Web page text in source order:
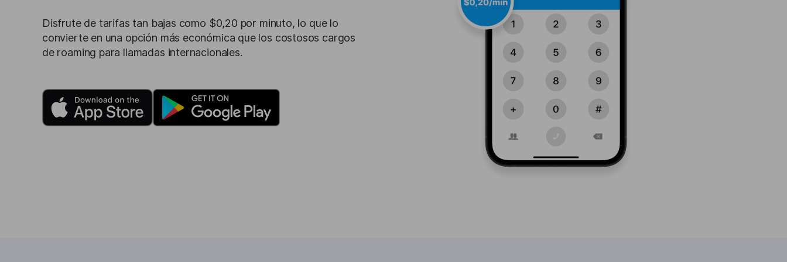
Disfrute de tarifas tan bajas como $0,20 por minuto, lo que lo
convierte en una opción más económica que los costosos cargos
de roaming para llamadas internacionales.